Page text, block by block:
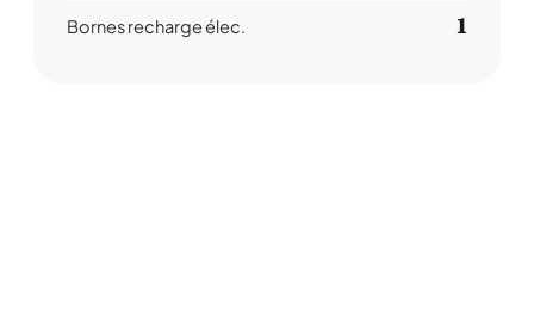
Bornes recharge élec. 1